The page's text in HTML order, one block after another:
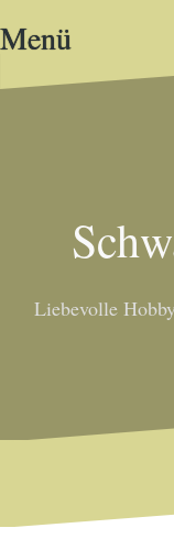
Inhalt
springen
Menü
Liebevolle